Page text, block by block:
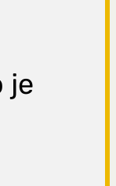
je